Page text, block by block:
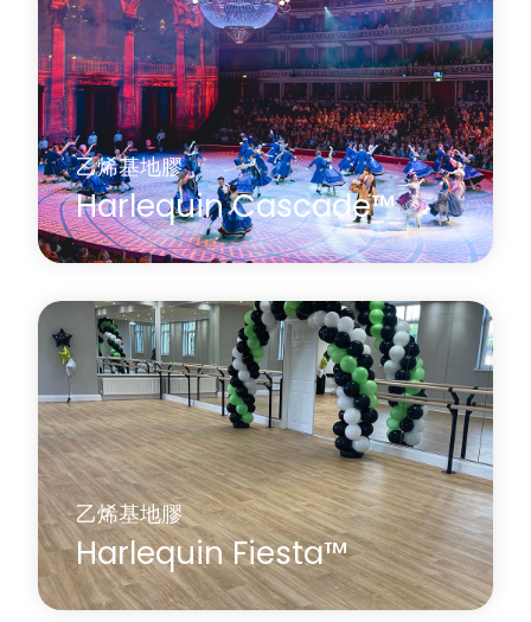
了解更多
關於 Harlequin Allegro™
乙烯基地膠
Harlequin Cascade™
Harlequin Cascade是Harlequin的旗艦專業乙烯基表
演地板，被世界頂尖的舞蹈團和舞蹈場所廣泛使
用。它採用耐磨的均質乙烯基材料製成，擁有防滑
光滑的舞蹈表面，是舞蹈工作室、劇院、音樂會以
及燈光設計師和攝影師進行高品質拍攝的理想之
選。
了解更多
關於 Harlequin Cascade™
乙烯基地膠
Harlequin Fiesta™